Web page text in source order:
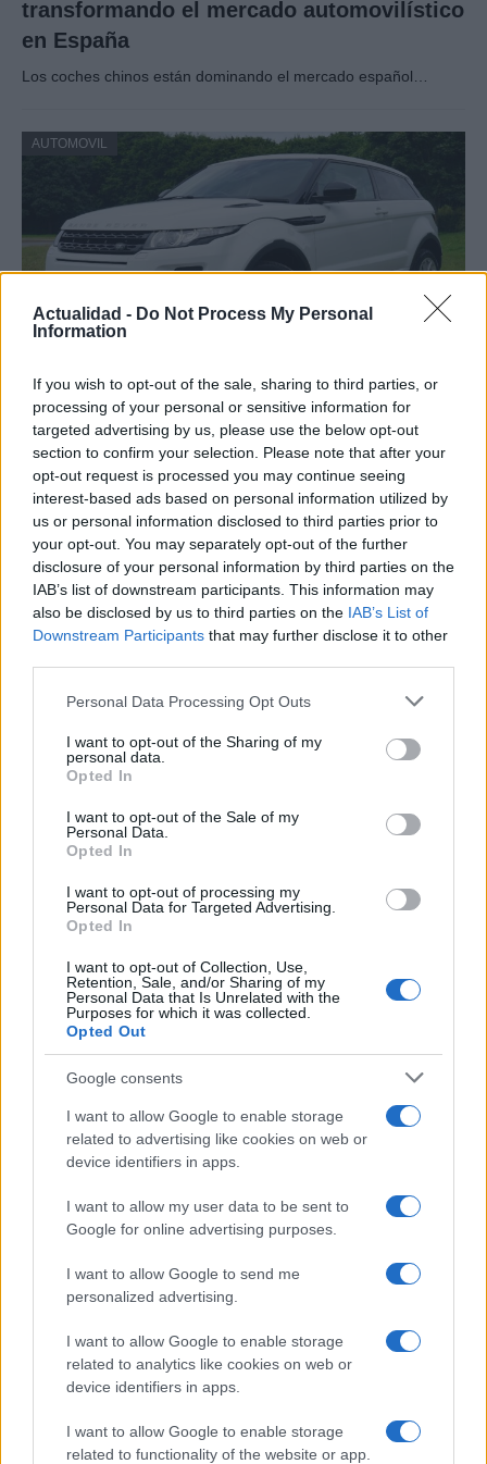
Actualidad - Do Not Process My Personal
Information
If you wish to opt-out of the sale, sharing to third parties, or
processing of your personal or sensitive information for
targeted advertising by us, please use the below opt-out
section to confirm your selection. Please note that after your
opt-out request is processed you may continue seeing
interest-based ads based on personal information utilized by
us or personal information disclosed to third parties prior to
your opt-out. You may separately opt-out of the further
disclosure of your personal information by third parties on the
IAB’s list of downstream participants. This information may
also be disclosed by us to third parties on the IAB’s List of
Downstream Participants that may further disclose it to other
Please note that this website/app uses one or more Google
not limited to your visit or usage behaviour. You may click to
grant or deny consent to Google and its third-party tags to
use your data for below specified purposes in below Google
consent section.
Personal Data Processing Opt Outs
I want to opt-out of the Sharing of my
personal data.
Opted In
I want to opt-out of the Sale of my
Personal Data.
Opted In
I want to opt-out of processing my
Personal Data for Targeted Advertising.
Opted In
I want to opt-out of Collection, Use,
Retention, Sale, and/or Sharing of my
Personal Data that Is Unrelated with the
Purposes for which it was collected.
Opted Out
Google consents
I want to allow Google to enable storage
related to advertising like cookies on web or
device identifiers in apps.
I want to allow my user data to be sent to
Google for online advertising purposes.
I want to allow Google to send me
personalized advertising.
I want to allow Google to enable storage
related to analytics like cookies on web or
device identifiers in apps.
I want to allow Google to enable storage
related to functionality of the website or app.
transformando el mercado automovilístico
en España
Los coches chinos están dominando el mercado español…
AUTOMOVIL
Los coches más buscados
Con el objetivo de determinar cuáles son…
Compra tu coche de segunda mano en
¿Estás pensando en renovar tu coche? Apostar por…
AUTOMOVIL
Guía definitiva para comprar coches
chinos en España con seguridad
Aprende a evaluar la calidad, seguridad y garantías…
AUTOMOVIL